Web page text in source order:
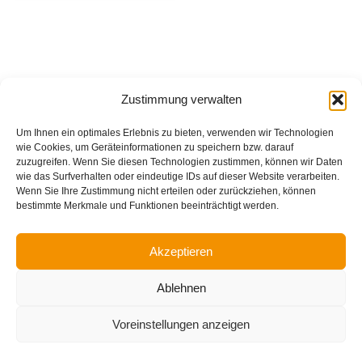
Zustimmung verwalten
Um Ihnen ein optimales Erlebnis zu bieten, verwenden wir Technologien
wie Cookies, um Geräteinformationen zu speichern bzw. darauf
zuzugreifen. Wenn Sie diesen Technologien zustimmen, können wir Daten
wie das Surfverhalten oder eindeutige IDs auf dieser Website verarbeiten.
Wenn Sie Ihre Zustimmung nicht erteilen oder zurückziehen, können
bestimmte Merkmale und Funktionen beeinträchtigt werden.
Akzeptieren
Ablehnen
Voreinstellungen anzeigen
Impressum